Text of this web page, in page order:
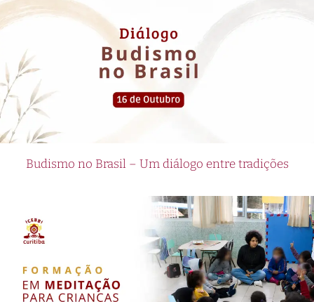
Budismo no Brasil – Um diálogo entre tradições